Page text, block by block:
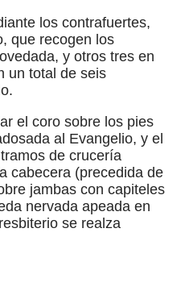
los contrafuertes,
que recogen los
y otros tres en
un total de seis
el coro sobre los pies
al Evangelio, y el
de crucería
cabecera (precedida de
jambas con capiteles
nervada apeada en
se realza